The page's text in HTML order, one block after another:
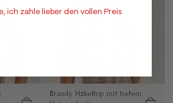
Brandy Häkeltop mit tiefem
ich zahle lieber den vollen Preis